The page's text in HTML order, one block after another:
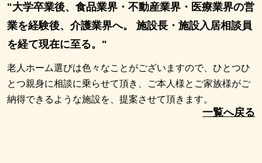
"大学卒業後、食品業界・不動産業界・医療業界の営
業を経験後、介護業界へ。 施設長・施設入居相談員
を経て現在に至る。"
老人ホーム選びは色々なことがございますので、ひとつひ
とつ親身に相談に乗らせて頂き、ご本人様とご家族様がご
納得できるような施設を、提案させて頂きます。
一覧へ戻る